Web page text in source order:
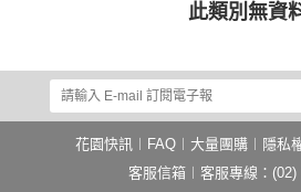
此類別無資
花園快訊 FAQ 大量團購 隱私
客服信箱 ︱客服專線：